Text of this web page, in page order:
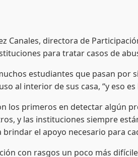
Canales, directora de
para tratar casos de
estudiantes que pasan por
al interior de sus casa, “y eso
en detectar algún
y las instituciones siempre
brindar el apoyo necesario para
rasgos un poco más difíciles,